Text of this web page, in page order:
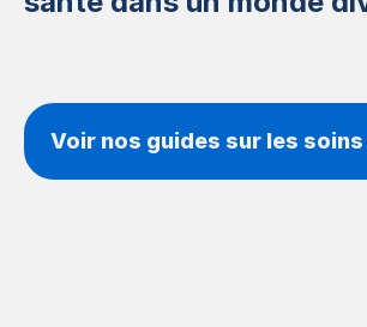
Voir nos guides sur les